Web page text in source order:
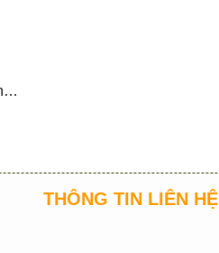
THÔNG TIN LIÊN HỆ